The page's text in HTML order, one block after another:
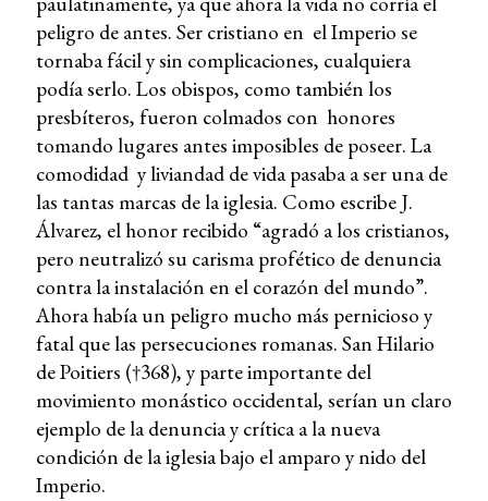
peligro de antes. Ser cristiano en el Imperio se
tornaba fácil y sin complicaciones, cualquiera
podía serlo. Los obispos, como también los
presbíteros, fueron colmados con honores
tomando lugares antes imposibles de poseer. La
comodidad y liviandad de vida pasaba a ser una de
las tantas marcas de la iglesia. Como escribe J.
Álvarez, el honor recibido “agradó a los cristianos,
pero neutralizó su carisma profético de denuncia
contra la instalación en el corazón del mundo”.
Ahora había un peligro mucho más pernicioso y
fatal que las persecuciones romanas. San Hilario
de Poitiers (†368), y parte importante del
movimiento monástico occidental, serían un claro
ejemplo de la denuncia y crítica a la nueva
condición de la iglesia bajo el amparo y nido del
Imperio.